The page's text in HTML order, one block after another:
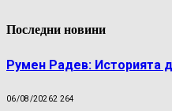
Последни новини
Румен Радев: Историята
06/08/20262 264